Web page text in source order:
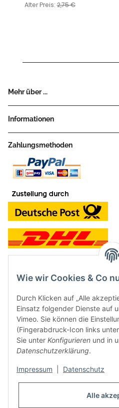
Alter Preis:2,75 €
Mehr über ...
Informationen
Zahlungsmethoden
Neben dem Onlineshop haben
Frontline Games
Färbereiweg 3A
24358 Hütten
Oder mit Terminvereinbarung
Wie wir Cookies & Co
Durch Klicken auf „Alle
Einsatz folgender Dienste auf
Vimeo. Sie können die
(Fingerabdruck-Icon links
Sie unter Konfigurieren und in
Datenschutzerklärung.
Impressum Datenschutz
Alle